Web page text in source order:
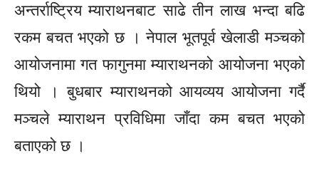
अन्तर्राष्ट्रिय म्याराथनबाट साढे तीन लाख भन्दा बढि
रकम बचत भएको छ । नेपाल भूतपूर्व खेलाडी मञ्चको
आयोजनामा गत फागुनमा म्याराथनको आयोजना भएको
थियो । बुधबार म्याराथनको आयव्यय आयोजना गर्दै
मञ्चले म्याराथन प्रविधिमा जाँदा कम बचत भएको
बताएको छ ।